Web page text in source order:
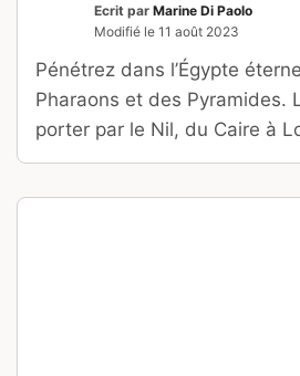
Ecrit par Marine Di Paolo
Modifié le 11 août 2023
Pénétrez dans l’Égypte
Pharaons et des Pyramides.
porter par le Nil, du Caire à